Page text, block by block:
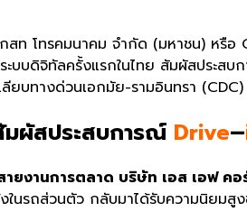
ท โทรคมนาคม จำกัด (มหาชน) หรื
ะบบดิจิทัลครั้งแรกในไทย สัมผัสประ
ยบทางด่วนเอกมัย-รามอินทรา (CDC)
ผัสประสบการณ์ Drive–
ายงานการตลาด บริษัท เอส เอฟ ค
รถส่วนตัว กลับมาได้รับความนิยมสูง